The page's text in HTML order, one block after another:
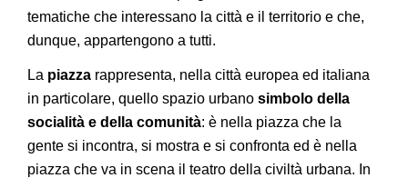
tematiche che interessano la città e il territorio e che,
dunque, appartengono a tutti.
La piazza rappresenta, nella città europea ed italiana
in particolare, quello spazio urbano simbolo della
socialità e della comunità: è nella piazza che la
gente si incontra, si mostra e si confronta ed è nella
piazza che va in scena il teatro della civiltà urbana. In